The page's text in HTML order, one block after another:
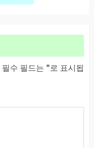
필수 필드는 *로 표시됩